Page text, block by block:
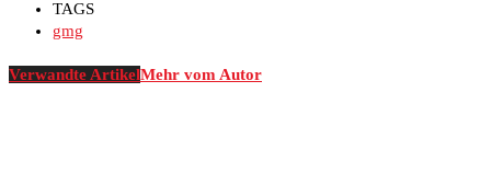
TAGS
gmg
Verwandte ArtikelMehr vom Autor